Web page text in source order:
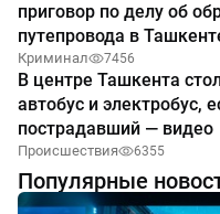
приговор по делу об
путепровода в
Криминал 7456
В центре Ташкента
автобус и электробус,
пострадавший — видео
Происшествия 6355
Популярные